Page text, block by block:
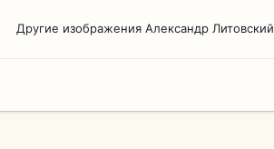
Другие изображения Александр Литовский